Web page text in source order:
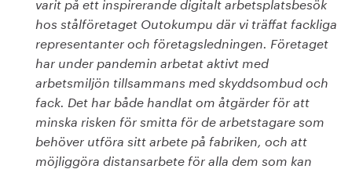
varit på ett inspirerande digitalt arbetsplatsbesök
hos stålföretaget Outokumpu där vi träffat fackliga
representanter och företagsledningen. Företaget
har under pandemin arbetat aktivt med
arbetsmiljön tillsammans med skyddsombud och
fack. Det har både handlat om åtgärder för att
minska risken för smitta för de arbetstagare som
behöver utföra sitt arbete på fabriken, och att
möjliggöra distansarbete för alla dem som kan